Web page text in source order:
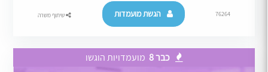
76264 הגשת מועמדות שיתוף משרה
כבר 8 מועמדויות הוגשו